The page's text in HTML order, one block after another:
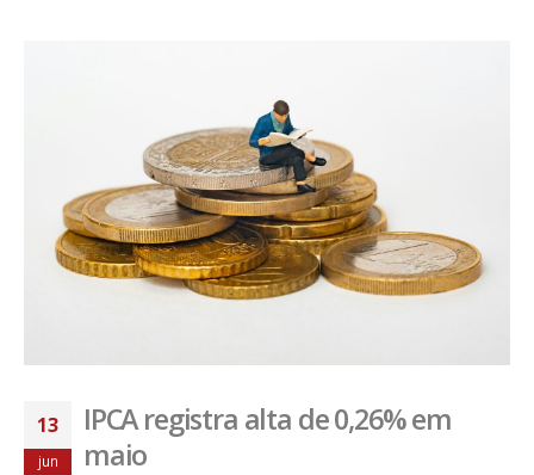
13
jun
IPCA registra alta de 0,26% em
maio